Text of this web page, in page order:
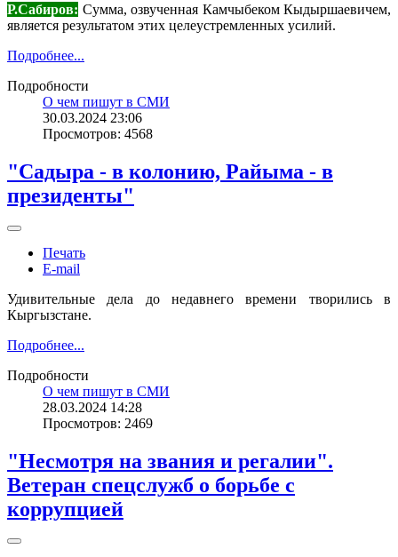
Р.Сабиров: Сумма, озвученная Камчыбеком Кыдыршаевичем,
является результатом этих целеустремленных усилий.
Подробнее...
Подробности
О чем пишут в СМИ
30.03.2024 23:06
Просмотров: 4568
"Садыра - в колонию, Райыма - в
президенты"
Печать
E-mail
Удивительные дела до недавнего времени творились в
Кыргызстане.
Подробнее...
Подробности
О чем пишут в СМИ
28.03.2024 14:28
Просмотров: 2469
"Несмотря на звания и регалии".
Ветеран спецслужб о борьбе с
коррупцией